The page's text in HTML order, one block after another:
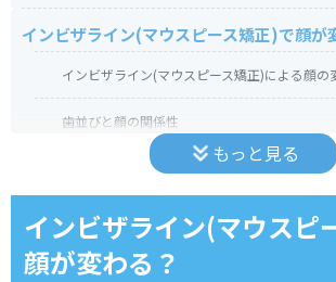
インビザライン(マウスピース矯正)で顔が
インビザライン(マウスピース矯正)による顔の
歯並びと顔の関係性
【実例】インビザライン(マウスピース矯
インビザラインで顎のずれを改善した症例
インビザライン(マウスピース矯正)がもた
もっと見る
インビザライン(マウスピ
顔が変わる？